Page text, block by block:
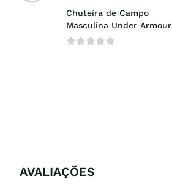
Chuteira de Campo
Masculina Under Armour
Magnetico Select 3.0
AVALIAÇÕES